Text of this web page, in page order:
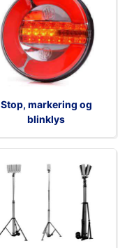
Stop, markering og
blinklys